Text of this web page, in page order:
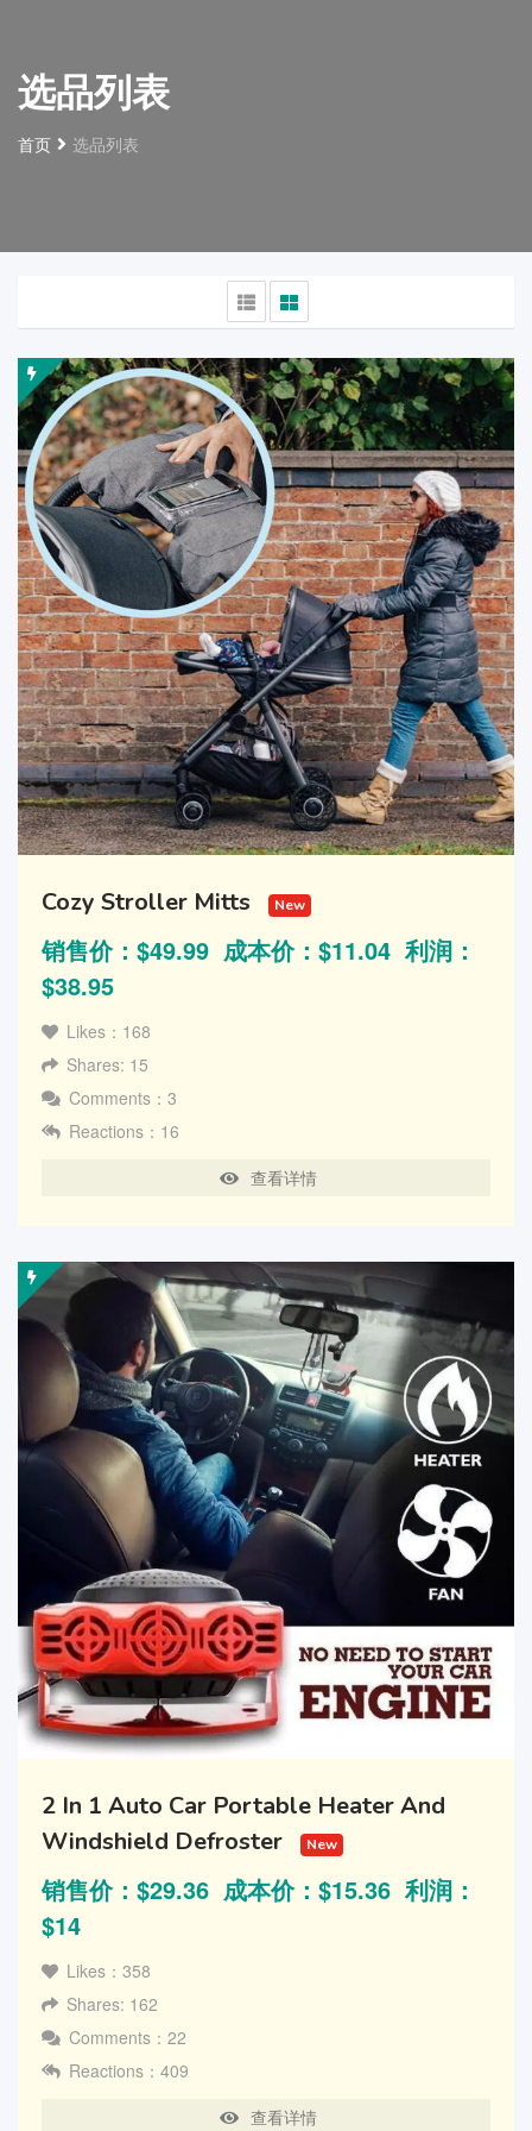
选品列表
首页 选品列表
Cozy Stroller Mitts New
销售价：$49.99 成本价：$11.04 利润：
$38.95
Likes：168
Shares: 15
Comments：3
Reactions：16
查看详情
2 In 1 Auto Car Portable Heater And
Windshield Defroster
New
销售价：$29.36 成本价：$15.36 利润：
$14
Likes：358
Shares: 162
Comments：22
Reactions：409
查看详情